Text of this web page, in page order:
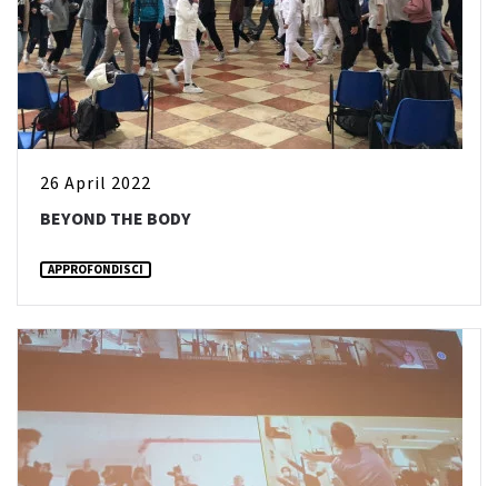
26 April 2022
BEYOND THE BODY
APPROFONDISCI